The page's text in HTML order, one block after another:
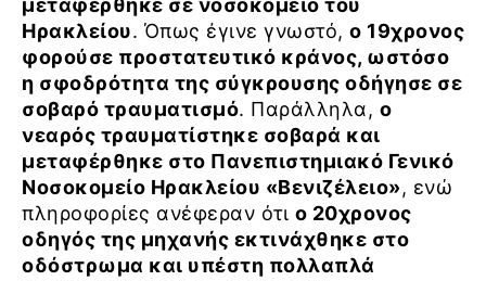
μεταφέρθηκε σε νοσοκομείο του
Ηρακλείου. Όπως έγινε γνωστό, ο 19χρονος
φορούσε προστατευτικό κράνος, ωστόσο
η σφοδρότητα της σύγκρουσης οδήγησε σε
σοβαρό τραυματισμό. Παράλληλα, ο
νεαρός τραυματίστηκε σοβαρά και
μεταφέρθηκε στο Πανεπιστημιακό Γενικό
Νοσοκομείο Ηρακλείου «Βενιζέλειο», ενώ
πληροφορίες ανέφεραν ότι ο 20χρονος
οδηγός της μηχανής εκτινάχθηκε στο
οδόστρωμα και υπέστη πολλαπλά